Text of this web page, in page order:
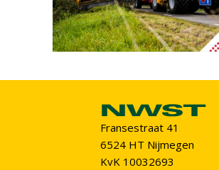
Fransestraat 41
6524 HT Nijmegen
KvK 10032693